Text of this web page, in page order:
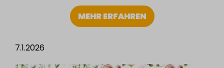
MEHR ERFAHREN
7.1.2026